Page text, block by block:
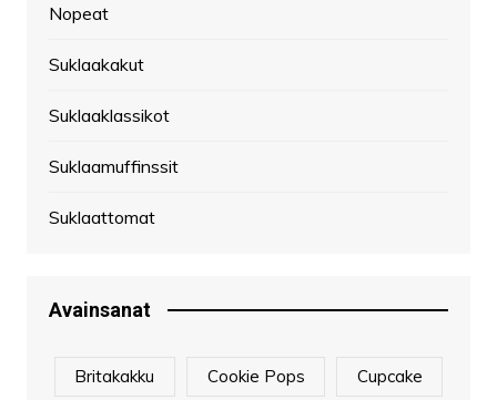
Nopeat
Suklaakakut
Suklaaklassikot
Suklaamuffinssit
Suklaattomat
Avainsanat
Britakakku Cookie Pops Cupcake